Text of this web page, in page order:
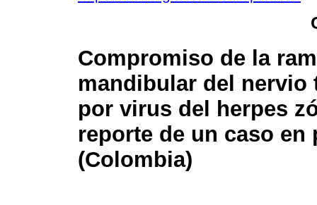
Compromiso de la
mandibular del nervio
por virus del herpes
reporte de un caso en
(Colombia)